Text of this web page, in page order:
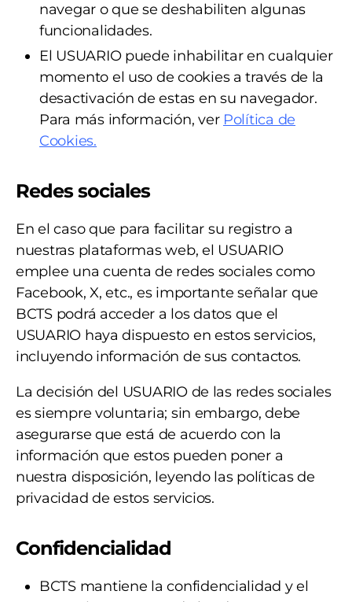
navegar o que se deshabiliten algunas
funcionalidades.
El USUARIO puede inhabilitar en cualquier
momento el uso de cookies a través de la
desactivación de estas en su navegador.
Para más información, ver Política de
Cookies.
Redes sociales
En el caso que para facilitar su registro a
nuestras plataformas web, el USUARIO
emplee una cuenta de redes sociales como
Facebook, X, etc., es importante señalar que
BCTS podrá acceder a los datos que el
USUARIO haya dispuesto en estos servicios,
incluyendo información de sus contactos.
La decisión del USUARIO de las redes sociales
es siempre voluntaria; sin embargo, debe
asegurarse que está de acuerdo con la
información que estos pueden poner a
nuestra disposición, leyendo las políticas de
privacidad de estos servicios.
Confidencialidad
BCTS mantiene la confidencialidad y el